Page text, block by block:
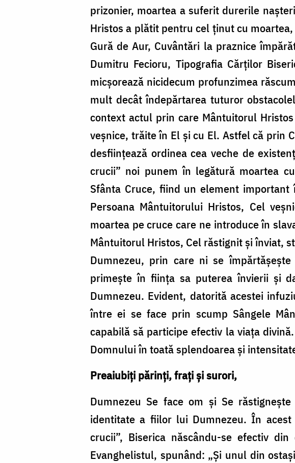
prizonier, moartea a suferit durerile
Hristos a plătit pentru cel ţinut cu
Gură de Aur, Cuvântări la praznice
Dumitru Fecioru, Tipografia Cărţilor
micşorează nicidecum profunzimea
mult decât îndepărtarea tuturor
context actul prin care Mântuitorul
veşnice, trăite în El şi cu El. Astfel că prin
desfiinţează ordinea cea veche de
crucii” noi punem în legătură moartea
Sfânta Cruce, fiind un element
Persoana Mântuitorului Hristos, Cel
moartea pe cruce care ne introduce în
Mântuitorul Hristos, Cel răstignit şi înviat,
Dumnezeu, prin care ni se
primeşte în fiinţa sa puterea învierii şi
Dumnezeu. Evident, datorită acestei
între ei se face prin scump Sângele
capabilă să participe efectiv la viaţa
Domnului în toată splendoarea şi
Preaiubiţi părinţi, fraţi şi surori,
Dumnezeu Se face om şi Se
identitate a fiilor lui Dumnezeu. În
crucii”, Biserica născându-se efectiv
Evanghelistul, spunând: „Şi unul din